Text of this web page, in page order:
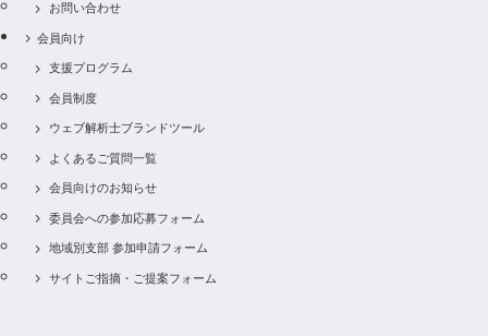
お問い合わせ
会員向け
支援プログラム
会員制度
ウェブ解析士ブランドツール
よくあるご質問一覧
会員向けのお知らせ
委員会への参加応募フォーム
地域別支部 参加申請フォーム
サイトご指摘・ご提案フォーム